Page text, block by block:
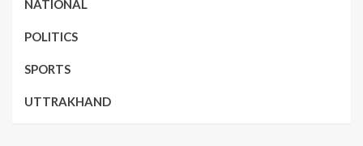
NATIONAL
POLITICS
SPORTS
UTTRAKHAND